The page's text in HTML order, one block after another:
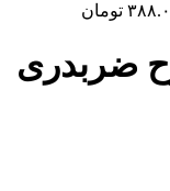
تومان
ضربدری